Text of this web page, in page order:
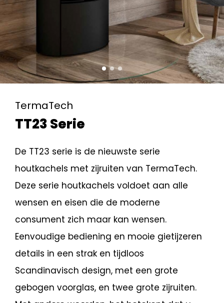
TermaTech
TT23 Serie
De TT23 serie is de nieuwste serie
houtkachels met zijruiten van TermaTech.
Deze serie houtkachels voldoet aan alle
wensen en eisen die de moderne
consument zich maar kan wensen.
Eenvoudige bediening en mooie gietijzeren
details in een strak en tijdloos
Scandinavisch design, met een grote
gebogen voorglas, en twee grote zijruiten.